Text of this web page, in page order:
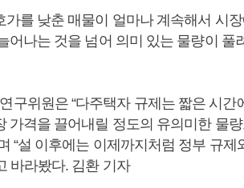
가를 낮춘 매물이 얼마나 계속해서 시
어나는 것을 넘어 의미 있는 물량이 풀
구위원은 “다주택자 규제는 짧은 시간
가격을 끌어내릴 정도의 유의미한 물
“설 이후에는 이제까지처럼 정부 규
바라봤다. 김환 기자